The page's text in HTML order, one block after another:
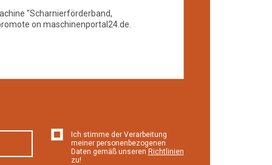
Ich stimme der Verarbeitung
meiner personenbezogenen
Daten gemäß unseren Richtlinien
zu!